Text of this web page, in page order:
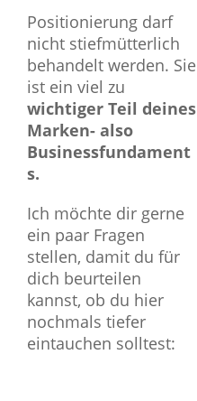
Positionierung darf
nicht stiefmütterlich
behandelt werden. Sie
ist ein viel zu
wichtiger Teil deines
Marken- also
Businessfundament
s.
Ich möchte dir gerne
ein paar Fragen
stellen, damit du für
dich beurteilen
kannst, ob du hier
nochmals tiefer
eintauchen solltest: